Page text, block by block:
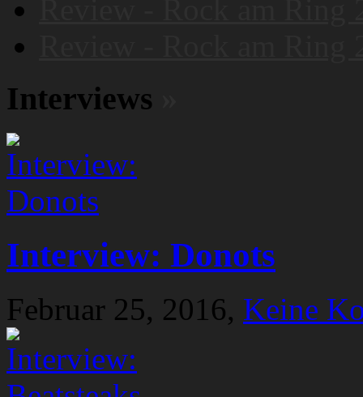
Interviews
Interview: Donots
Februar 25, 2016, Keine